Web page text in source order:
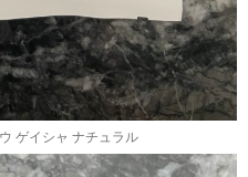
ゲイシャ ナチュラル